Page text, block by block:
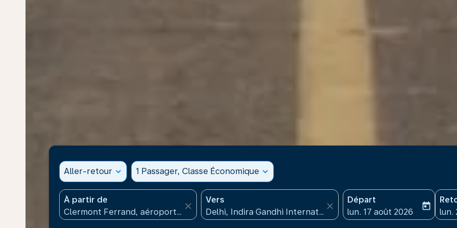
Aller-retour expand_more 1 Passager, Classe Économique expand_more
À partir de
close
Vers
close
Départ
fc-booking-departure-
lun. 17 août 2026
today
fc-
lun.